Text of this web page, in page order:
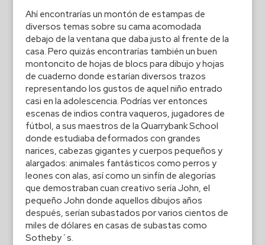
Ahí encontrarías un montón de estampas de
diversos temas sobre su cama acomodada
debajo de la ventana que daba justo al frente de la
casa. Pero quizás encontrarías también un buen
montoncito de hojas de blocs para dibujo y hojas
de cuaderno donde estarían diversos trazos
representando los gustos de aquel niño entrado
casi en la adolescencia. Podrías ver entonces
escenas de indios contra vaqueros, jugadores de
fútbol, a sus maestros de la Quarrybank School
donde estudiaba deformados con grandes
narices, cabezas gigantes y cuerpos pequeños y
alargados: animales fantásticos como perros y
leones con alas, así como un sinfín de alegorías
que demostraban cuan creativo sería John, el
pequeño John donde aquellos dibujos años
después, serían subastados por varios cientos de
miles de dólares en casas de subastas como
Sotheby´s.